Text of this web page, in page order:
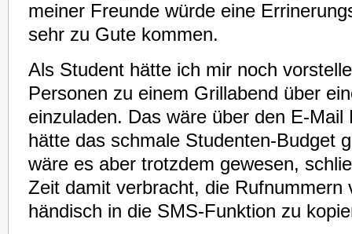
meiner Freunde würde eine
sehr zu Gute kommen.
Als Student hätte ich mir noch
Personen zu einem Grillabend über
einzuladen. Das wäre über den E-Mail
hätte das schmale Studenten-Budget
wäre es aber trotzdem gewesen,
Zeit damit verbracht, die Rufnummern
händisch in die SMS-Funktion zu